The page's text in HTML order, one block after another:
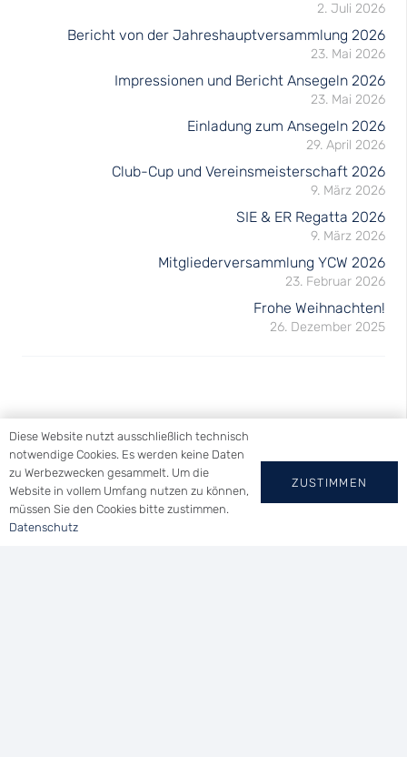
2. Juli 2026
Bericht von der Jahreshauptversammlung 2026
23. Mai 2026
Impressionen und Bericht Ansegeln 2026
23. Mai 2026
Einladung zum Ansegeln 2026
29. April 2026
Club-Cup und Vereinsmeisterschaft 2026
9. März 2026
SIE & ER Regatta 2026
9. März 2026
Mitgliederversammlung YCW 2026
23. Februar 2026
Frohe Weihnachten!
26. Dezember 2025
YACHT-CLUB
WALLHAUSEN E.V.
Diese Website nutzt ausschließlich technisch
notwendige Cookies. Es werden keine Daten
zu Werbezwecken gesammelt. Um die
Website in vollem Umfang nutzen zu können,
müssen Sie den Cookies bitte zustimmen.
Datenschutz
ZUSTIMMEN